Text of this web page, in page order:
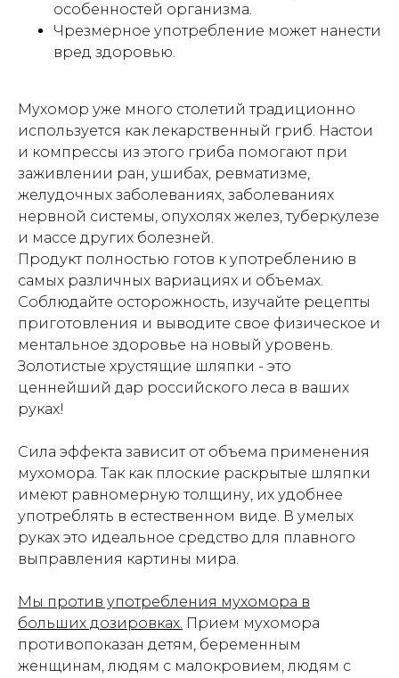
особенностей организма.
Чрезмерное употребление может нанести
вред здоровью.
Мухомор уже много столетий традиционно
используется как лекарственный гриб. Настои
и компрессы из этого гриба помогают при
заживлении ран, ушибах, ревматизме,
желудочных заболеваниях, заболеваниях
нервной системы, опухолях желез, туберкулезе
и массе других болезней.
Продукт полностью готов к употреблению в
самых различных вариациях и объемах.
Соблюдайте осторожность, изучайте рецепты
приготовления и выводите свое физическое и
ментальное здоровье на новый уровень.
Золотистые хрустящие шляпки - это
ценнейший дар российского леса в ваших
руках!
Сила эффекта зависит от объема применения
мухомора. Так как плоские раскрытые шляпки
имеют равномерную толщину, их удобнее
употреблять в естественном виде. В умелых
руках это идеальное средство для плавного
выправления картины мира.
Мы против употребления мухомора в
больших дозировках. Прием мухомора
противопоказан детям, беременным
женщинам, людям с малокровием, людям с